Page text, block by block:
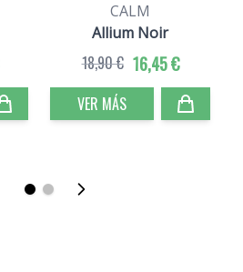
CALM
Allium Noir
16,45 €
18,90 €
VER MÁS